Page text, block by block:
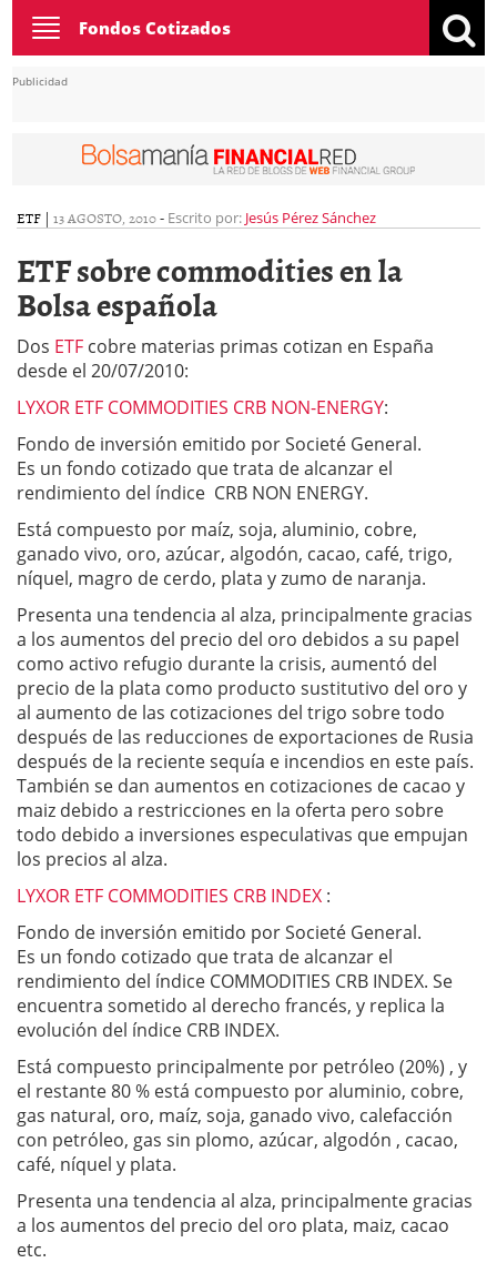
Toggle
navigation
Fondos Cotizados
Publicidad
ETF | 13 AGOSTO, 2010- Escrito por: Jesús Pérez Sánchez
ETF sobre commodities en la
Bolsa española
Dos ETF cobre materias primas cotizan en España
desde el 20/07/2010:
LYXOR ETF COMMODITIES CRB NON-ENERGY:
Fondo de inversión emitido por Societé General.
Es un fondo cotizado que trata de alcanzar el
rendimiento del índice CRB NON ENERGY.
Está compuesto por maíz, soja, aluminio, cobre,
ganado vivo, oro, azúcar, algodón, cacao, café, trigo,
níquel, magro de cerdo, plata y zumo de naranja.
Presenta una tendencia al alza, principalmente gracias
a los aumentos del precio del oro debidos a su papel
como activo refugio durante la crisis, aumentó del
precio de la plata como producto sustitutivo del oro y
al aumento de las cotizaciones del trigo sobre todo
después de las reducciones de exportaciones de Rusia
después de la reciente sequía e incendios en este país.
También se dan aumentos en cotizaciones de cacao y
maiz debido a restricciones en la oferta pero sobre
todo debido a inversiones especulativas que empujan
los precios al alza.
LYXOR ETF COMMODITIES CRB INDEX :
Fondo de inversión emitido por Societé General.
Es un fondo cotizado que trata de alcanzar el
rendimiento del índice COMMODITIES CRB INDEX. Se
encuentra sometido al derecho francés, y replica la
evolución del índice CRB INDEX.
Está compuesto principalmente por petróleo (20%) , y
el restante 80 % está compuesto por aluminio, cobre,
gas natural, oro, maíz, soja, ganado vivo, calefacción
con petróleo, gas sin plomo, azúcar, algodón , cacao,
café, níquel y plata.
Presenta una tendencia al alza, principalmente gracias
a los aumentos del precio del oro plata, maiz, cacao
etc.